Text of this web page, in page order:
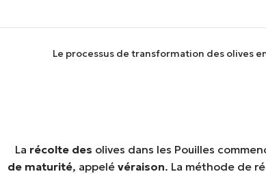
Le processus de transformation des olives
La récolte des olives dans les Pouilles
de maturité, appelé véraison. La méthode de